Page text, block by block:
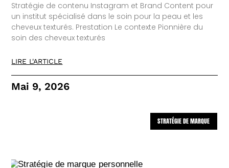
Stratégie de contenu Instagram et Brand Content pour
un institut spécialisé dans le soin pour la peau et les
cheveux texturés. Prestation Le contexte Pionnière du
soin des cheveux texturés
LIRE L'ARTICLE
Mai 9, 2026
STRATÉGIE DE MARQUE